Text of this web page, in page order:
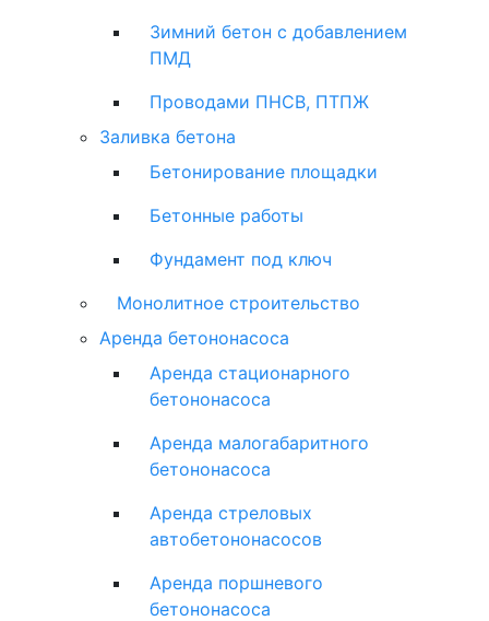
Зимний бетон с добавлением
ПМД
Проводами ПНСВ, ПТПЖ
Заливка бетона
Бетонирование площадки
Бетонные работы
Фундамент под ключ
Монолитное строительство
Аренда бетононасоса
Аренда стационарного
бетононасоса
Аренда малогабаритного
бетононасоса
Аренда стреловых
автобетононасосов
Аренда поршневого
бетононасоса